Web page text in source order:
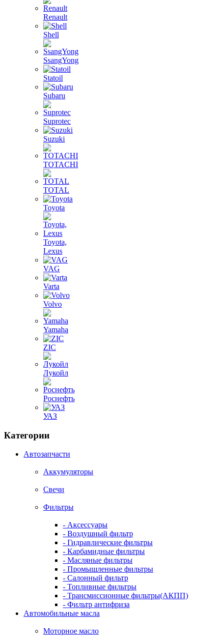
Renault
Shell
SsangYong
Statoil
Subaru
Suprotec
Suzuki
TOTACHI
TOTAL
Toyota
Toyota,
Lexus
VAG
Varta
Volvo
Yamaha
ZIC
Лукойл
Роснефть
УАЗ
Категории
Автозапчасти
Аккумуляторы
Свечи
Фильтры
- Аксессуары
- Воздушный фильтр
- Гидравлические фильтры
- Карбамидные фильтры
- Масляные фильтры
- Промышленные фильтры
- Салонный фильтр
- Топливные фильтры
- Трансмиссионные фильтры(АКПП)
- Фильтр антифриза
Автомобильные масла
Моторное масло